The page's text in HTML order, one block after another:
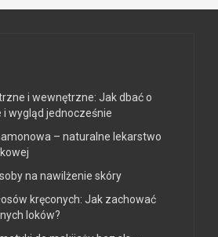
i wewnętrzne: Jak dbać o
wygląd jednocześnie
– naturalne lekarstwo
na nawilżenie skóry
kręconych: Jak zachować
loków?